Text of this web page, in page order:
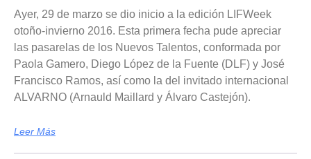
Ayer, 29 de marzo se dio inicio a la edición LIFWeek
otoño-invierno 2016. Esta primera fecha pude apreciar
las pasarelas de los Nuevos Talentos, conformada por
Paola Gamero, Diego López de la Fuente (DLF) y José
Francisco Ramos, así como la del invitado internacional
ALVARNO (Arnauld Maillard y Álvaro Castejón).
Leer Más